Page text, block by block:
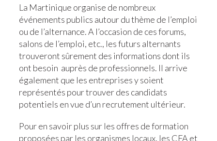
La Martinique organise de nombreux
événements publics autour du thème de l’emploi
ou de l’alternance. A l’occasion de ces forums,
salons de l’emploi, etc., les futurs alternants
trouveront sûrement des informations dont ils
ont besoin auprès de professionnels. Il arrive
également que les entreprises y soient
représentés pour trouver des candidats
potentiels en vue d’un recrutement ultérieur.
Pour en savoir plus sur les offres de formation
proposées par les organismes locaux, les CFA et